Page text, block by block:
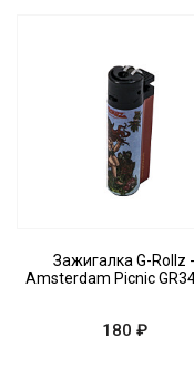
Зажигалка G-Rollz -
Amsterdam Picnic
180 ₽